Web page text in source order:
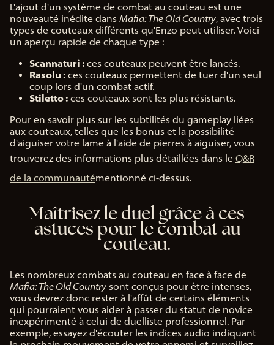
L'ajout d'un système de combat au couteau est une
nouveauté inédite dans Mafia: The Old Country, avec trois
types de couteaux différents qu'Enzo peut utiliser. Voici
un aperçu rapide de chaque type :
Scannaturi : ces couteaux peuvent être lancés.
Rasolu : ces couteaux permettent de tuer d'un seul
coup lors d'un combat actif.
Stiletto : ces couteaux sont les plus résistants.
Pour en savoir plus sur les subtilités du gameplay liées
aux couteaux, telles que les bonus et la possibilité
d'aiguiser votre lame à l'aide de pierres à aiguiser, vous
trouverez des informations plus détaillées dans le Q&R
de la communautémentionné ci-dessus.
Maîtrisez le duel grâce à ces
astuces pour le combat au
couteau.
Les nombreux combats au couteau en face à face de
Mafia: The Old Country sont conçus pour être intenses,
vous devrez donc rester à l'affût de certains éléments
qui pourraient vous aider à passer du statut de novice
inexpérimenté à celui de duelliste professionnel. Par
exemple, essayez d'écouter les indices audio indiquant